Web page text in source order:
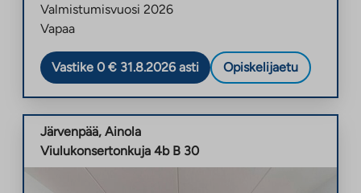
Valmistumisvuosi 2026
Vapaa
Vastike 0 € 31.8.2026 asti Opiskelijaetu
Järvenpää, Ainola
Viulukonsertonkuja 4b B 30